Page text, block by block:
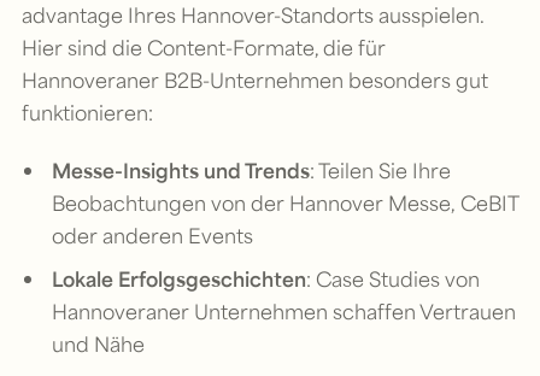
advantage Ihres Hannover-Standorts ausspielen.
Hier sind die Content-Formate, die für
Hannoveraner B2B-Unternehmen besonders gut
funktionieren:
Messe-Insights und Trends: Teilen Sie Ihre
Beobachtungen von der Hannover Messe, CeBIT
oder anderen Events
Lokale Erfolgsgeschichten: Case Studies von
Hannoveraner Unternehmen schaffen Vertrauen
und Nähe